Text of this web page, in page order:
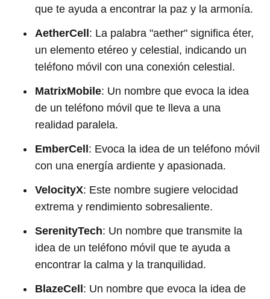
que te ayuda a encontrar la paz y la armonía.
AetherCell : La palabra "aether" significa éter,
un elemento etéreo y celestial, indicando un
teléfono móvil con una conexión celestial.
MatrixMobile: Un nombre que evoca la idea
de un teléfono móvil que te lleva a una
realidad paralela.
EmberCell : Evoca la idea de un teléfono móvil
con una energía ardiente y apasionada.
VelocityX: Este nombre sugiere velocidad
extrema y rendimiento sobresaliente.
SerenityTech: Un nombre que transmite la
idea de un teléfono móvil que te ayuda a
encontrar la calma y la tranquilidad.
BlazeCell : Un nombre que evoca la idea de